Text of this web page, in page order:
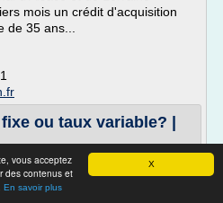
X
vous acceptez
des contenus et
En savoir plus
mois un crédit d'acquisition
35 ans...
ou taux variable? |